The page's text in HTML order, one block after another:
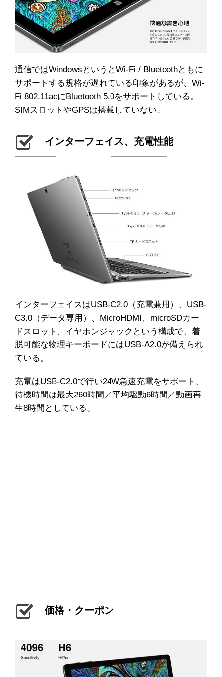
通信ではWindowsというとWi-Fi / Bluetoothともに
サポートする規格が遅れている印象があるが、Wi-
Fi 802.11acにBluetooth 5.0をサポートしている。
SIMスロットやGPSは搭載していない。
インターフェイス、充電性能
インターフェイスはUSB-C2.0（充電兼用）、USB-
C3.0（データ専用）、MicroHDMI、microSDカー
ドスロット、イヤホンジャックという構成で、着
脱可能な物理キーボードにはUSB-A2.0が備えられ
ている。
充電はUSB-C2.0で行い24W急速充電をサポート、
待機時間は最大260時間／平均駆動6時間／動画再
生8時間としている。
価格・クーポン